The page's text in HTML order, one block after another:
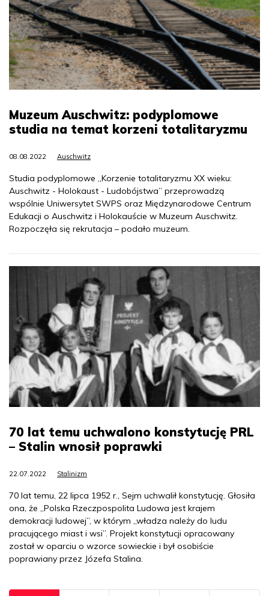
Muzeum Auschwitz: podyplomowe
studia na temat korzeni totalitaryzmu
08.08.2022 Auschwitz
Studia podyplomowe „Korzenie totalitaryzmu XX wieku:
Auschwitz - Holokaust - Ludobójstwa” przeprowadzą
wspólnie Uniwersytet SWPS oraz Międzynarodowe Centrum
Edukacji o Auschwitz i Holokauście w Muzeum Auschwitz.
Rozpoczęła się rekrutacja – podało muzeum.
70 lat temu uchwalono konstytucję PRL
– Stalin wnosił poprawki
22.07.2022 Stalinizm
70 lat temu, 22 lipca 1952 r., Sejm uchwalił konstytucję. Głosiła
ona, że „Polska Rzeczpospolita Ludowa jest krajem
demokracji ludowej”, w którym „władza należy do ludu
pracującego miast i wsi”. Projekt konstytucji opracowany
został w oparciu o wzorce sowieckie i był osobiście
poprawiany przez Józefa Stalina.